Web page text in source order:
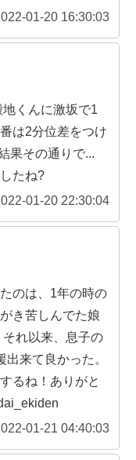
01-20 16:30:03
くんに激坂で1
は2分位差をつけ
果その通りで...
たね?
01-20 22:30:04
のは、1年の時の
き苦しんでた娘
れ以来、息子の
来て良かった。
るね！ありがと
01-21 04:40:03